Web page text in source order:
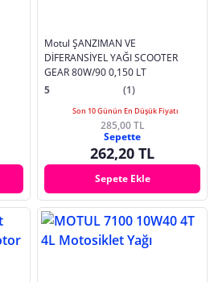
Motul ŞANZIMAN VE
DİFERANSİYEL YAĞI SCOOTER
GEAR 80W/90 0,150 LT
5
(1)
Son 10 Günün En Düşük Fiyatı
285,00 TL
Sepette
262,20 TL
Sepete Ekle